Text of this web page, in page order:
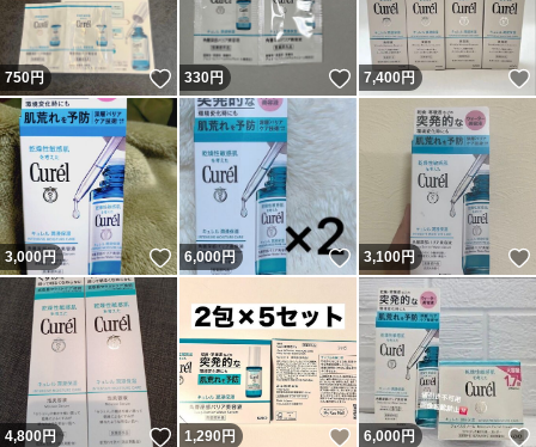
750円 いいね！
330円 いいね！
7,400円
3,000円 いいね！
6,000円 いいね！
3,100円
4,800円 いいね！
1,290円 いいね！
6,000円